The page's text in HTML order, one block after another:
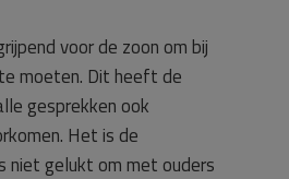
voor de zoon om bij
moeten. Dit heeft de
gesprekken ook
Het is de
niet gelukt om met ouders